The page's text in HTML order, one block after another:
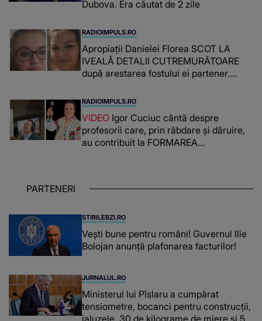
Dubova. Era căutat de 2 zile
RADIOIMPULS.RO
Apropiații Danielei Florea SCOT LA
IVEALĂ DETALII CUTREMURĂTOARE
după arestarea fostului ei partener.
românca ucisă în Italia și ascunsă în
lada unui pat: " Îmi pare rău că nu am
reușit să fac mai mult pentru ea și..."
RADIOIMPULS.RO
VIDEO Igor Cuciuc cântă despre
profesorii care, prin răbdare și dăruire,
au contribuit la FORMAREA
chiar și după trecerea anilor: "De
PARTENERI
STIRILEBZI.RO
Vești bune pentru români! Guvernul Ilie
Bolojan anunță plafonarea facturilor!
JURNALUL.RO
Ministerul lui Pîslaru a cumpărat
tensiometre, bocanci pentru construcții,
jaluzele, 30 de kilograme de miere și 50